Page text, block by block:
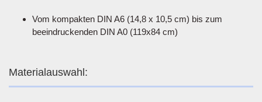
Vom kompakten DIN A6 (14,8 x 10,5 cm) bis zum
beeindruckenden DIN A0 (119x84 cm)
Materialauswahl: